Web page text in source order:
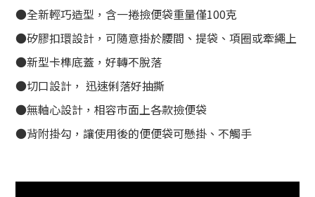
●全新輕巧造型，含一捲撿便袋重量僅100克
●矽膠扣環設計，可隨意掛於腰間、提袋、項圈或牽繩上
●新型卡榫底蓋，好轉不脫落
●切口設計， 迅速俐落好抽撕
●無軸心設計，相容市面上各款撿便袋
●背附掛勾，讓使用後的便便袋可懸掛、不觸手